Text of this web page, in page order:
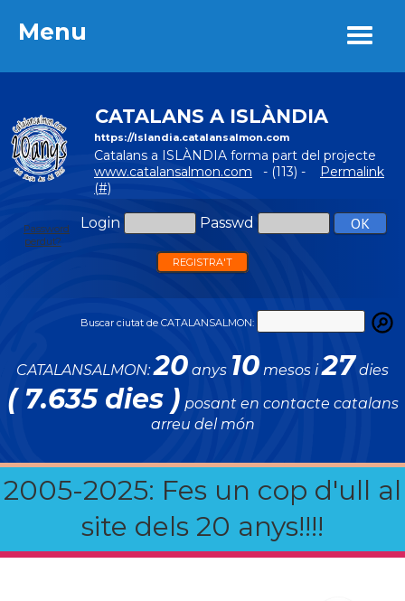
Menu
CATALANS A ISLÀNDIA
https://Islandia.catalansalmon.com
Catalans a ISLÀNDIA forma part del projecte
www.catalansalmon.com - (113) - Permalink
(#)
Login Passwd
Password
perdut?
REGISTRA'T
Buscar ciutat de CATALANSALMON:
CATALANSALMON:20 anys 10 mesos i27 dies
( 7.635 dies ) posant en contacte catalans
arreu del món
2005-2025: Fes un cop d'ull al
site dels 20 anys!!!!
Menu